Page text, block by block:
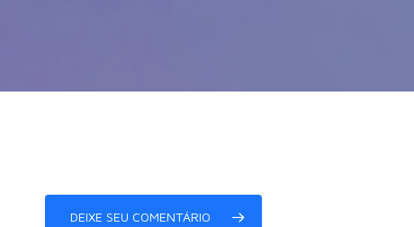
DEIXE SEU COMENTÁRIO